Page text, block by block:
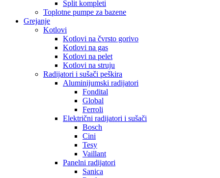
Split kompleti
Toplotne pumpe za bazene
Grejanje
Kotlovi
Kotlovi na čvrsto gorivo
Kotlovi na gas
Kotlovi na pelet
Kotlovi na struju
Radijatori i sušači peškira
Aluminijumski radijatori
Fondital
Global
Ferroli
Električni radijatori i sušači
Bosch
Cini
Tesy
Vaillant
Panelni radijatori
Sanica